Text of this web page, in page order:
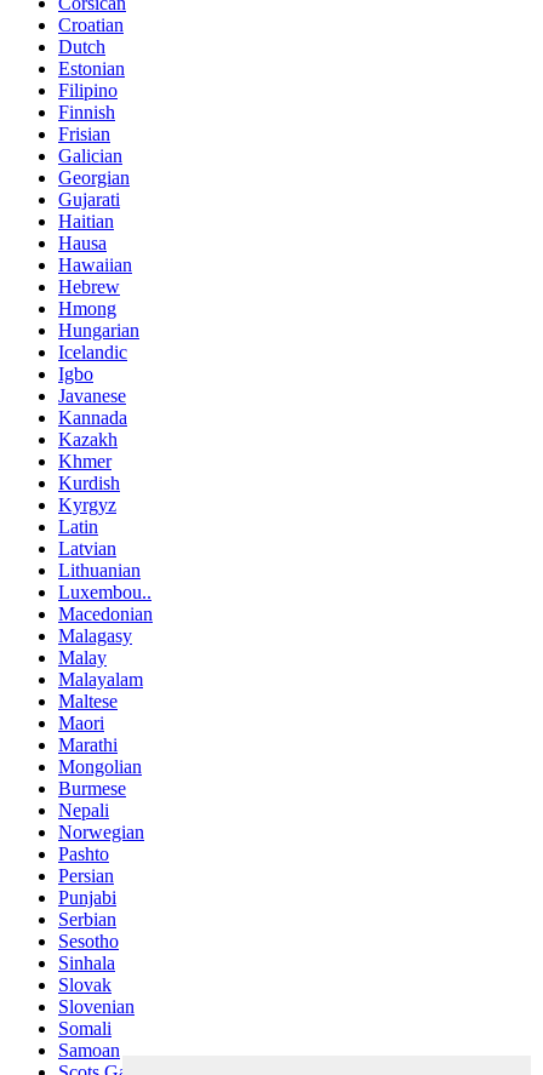
Croatian
Dutch
Estonian
Filipino
Finnish
Frisian
Galician
Georgian
Gujarati
Haitian
Hausa
Hawaiian
Hebrew
Hmong
Hungarian
Icelandic
Igbo
Javanese
Kannada
Kazakh
Khmer
Kurdish
Kyrgyz
Latin
Latvian
Lithuanian
Luxembou..
Macedonian
Malagasy
Malay
Malayalam
Maltese
Maori
Marathi
Mongolian
Burmese
Nepali
Norwegian
Pashto
Persian
Punjabi
Serbian
Sesotho
Sinhala
Slovak
Slovenian
Somali
Samoan